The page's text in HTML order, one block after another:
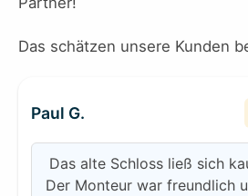
Das schätzen unsere Kunden
Paul G.
Das alte Schloss ließ sich
Der Monteur war freundlich